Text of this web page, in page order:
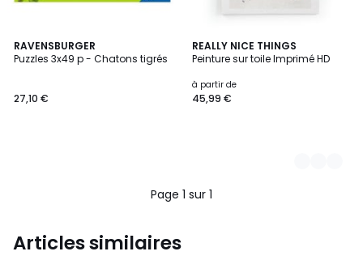
RAVENSBURGER
Puzzles 3x49 p - Chatons tigrés
27,10 €
REALLY NICE THINGS
Peinture sur toile Imprimé HD
à partir de
45,99 €
178
Couleurs
Page 1 sur 1
Articles similaires